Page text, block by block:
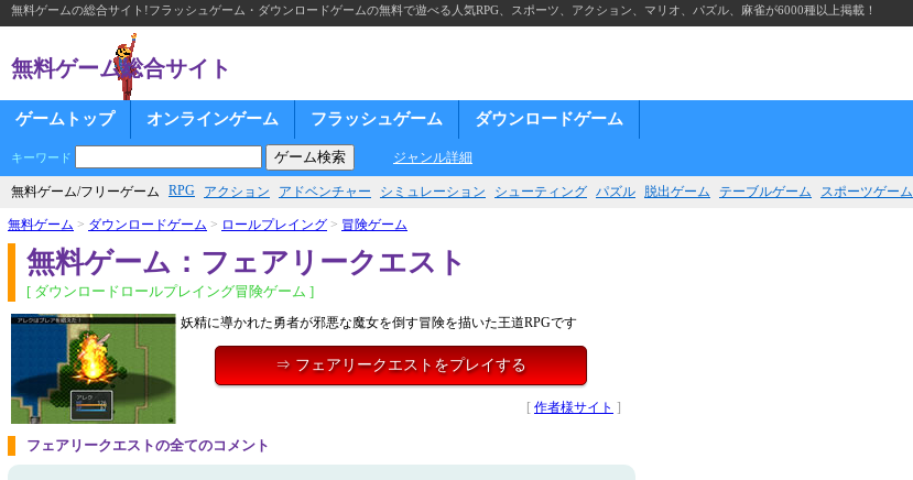
無料ゲームの総合サイト!フラッシュゲーム・ダウンロードゲームの無料で遊べる人気RPG、スポーツ、アクション、マリオ、パズル、麻雀が6000種以上掲載！
無料ゲーム総合サイト
ゲームトップ オンラインゲーム フラッシュゲーム ダウンロードゲーム
キーワード ジャンル詳細
無料ゲーム/フリーゲーム RPG アクション アドベンチャー シミュレーション シューティング パズル 脱出ゲーム テーブルゲーム スポーツゲーム
無料ゲーム > ダウンロードゲーム > ロールプレイング > 冒険ゲーム
無料ゲーム：フェアリークエスト
[ ダウンロードロールプレイング冒険ゲーム ]
妖精に導かれた勇者が邪悪な魔女を倒す冒険を描いた王道RPGです
⇒ フェアリークエストをプレイする
[ 作者様サイト ]
フェアリークエストの全てのコメント